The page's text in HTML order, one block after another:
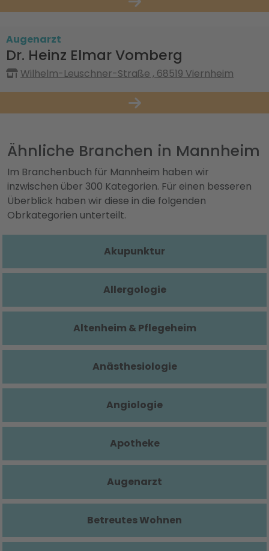
Augenarzt
Dr. Heinz Elmar Vomberg
Wilhelm-Leuschner-Straße , 68519 Viernheim
Ähnliche Branchen in Mannheim
Im Branchenbuch für Mannheim haben wir
inzwischen über 300 Kategorien. Für einen besseren
Überblick haben wir diese in die folgenden
Obrkategorien unterteilt.
Akupunktur
Allergologie
Altenheim & Pflegeheim
Anästhesiologie
Angiologie
Apotheke
Augenarzt
Betreutes Wohnen